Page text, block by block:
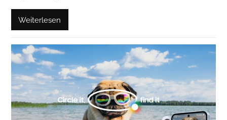
Weiterlesen